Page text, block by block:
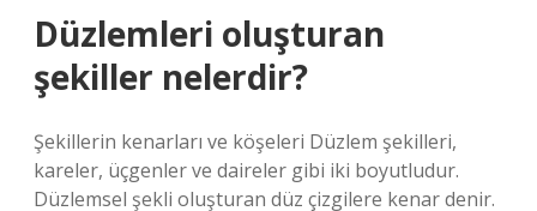
Düzlemleri oluşturan
şekiller nelerdir?
Şekillerin kenarları ve köşeleri Düzlem şekilleri,
kareler, üçgenler ve daireler gibi iki boyutludur.
Düzlemsel şekli oluşturan düz çizgilere kenar denir.